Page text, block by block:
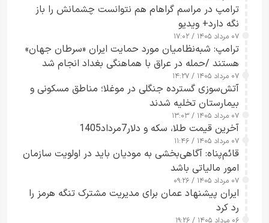
ترامپ در مراسم گراهام هم نتوانست چشمانش را باز
نگه دارد+ ویدیو
۰۷ مرداد ۱۴۰۵ / ۱۷:۰۲
ترامپ: شبه‌نظامیان مورد حمایت ایران «سرطان جهان»
هستند /حمله در عراق با هماهنگی بغداد انجام شد
۰۷ مرداد ۱۴۰۵ / ۱۴:۲۷
آتش‌سوزی گسترده جنگلی در موغلا؛ مناطق مسکونی و
بیمارستان تخلیه شدند
۰۷ مرداد ۱۴۰۵ / ۱۳:۰۳
آخرین قیمت طلا، سکه و دلار7مرداد1405
۰۷ مرداد ۱۴۰۵ / ۱۱:۴۶
قائم‌پناه: آگاهی‌بخشی به مودیان باید در اولویت سازمان
امور مالیاتی باشد
۰۷ مرداد ۱۴۰۵ / ۰۹:۲۶
ایران پیشنهاد عمان برای مدیریت مشترک تنگه هرمز را
رد کرد
۰۶ مرداد ۱۴۰۵ / ۱۹:۲۶